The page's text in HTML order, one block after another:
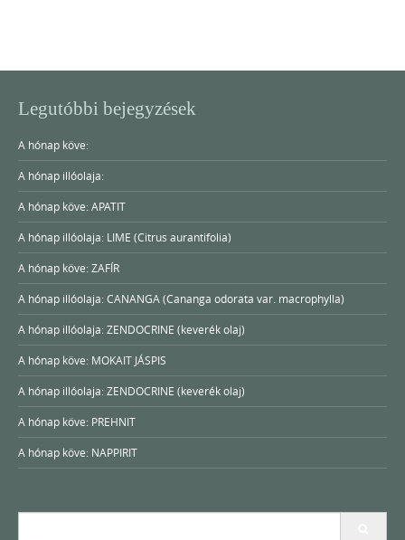
Legutóbbi bejegyzések
A hónap köve:
A hónap illóolaja:
A hónap köve: APATIT
A hónap illóolaja: LIME (Citrus aurantifolia)
A hónap köve: ZAFÍR
A hónap illóolaja: CANANGA (Cananga odorata var. macrophylla)
A hónap illóolaja: ZENDOCRINE (keverék olaj)
A hónap köve: MOKAIT JÁSPIS
A hónap illóolaja: ZENDOCRINE (keverék olaj)
A hónap köve: PREHNIT
A hónap köve: NAPPIRIT